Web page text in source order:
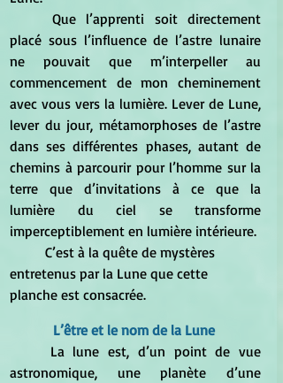
placé sous l’influence de l’astre lunaire
ne pouvait que m’interpeller au
commencement de mon cheminement
avec vous vers la lumière. Lever de Lune,
lever du jour, métamorphoses de l’astre
dans ses différentes phases, autant de
chemins à parcourir pour l’homme sur la
terre que d’invitations à ce que la
lumière du ciel se transforme
imperceptiblement en lumière intérieure.
entretenus par la Lune que cette
planche est consacrée.
L’être et le nom de la Lune
astronomique, une planète d’une